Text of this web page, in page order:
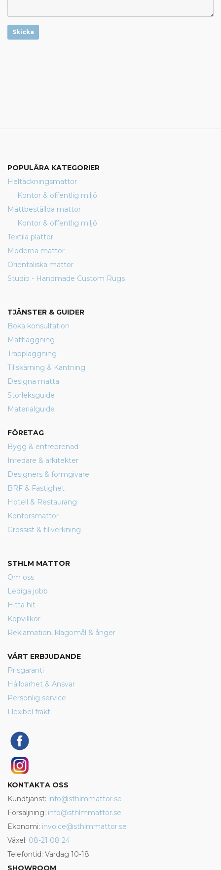
Skicka
POPULÄRA KATEGORIER
Heltäckningsmattor
Kontor & offentlig miljö
Måttbeställda mattor
Kontor & offentlig miljö
Textila plattor
Moderna mattor
Orientaliska mattor
Studio - Handmade Custom Rugs
TJÄNSTER & GUIDER
Boka konsultation
Mattläggning
Trappläggning
Tillskärning & Kantning
Designa matta
Storleksguide
Materialguide
FÖRETAG
Bygg & entreprenad
Inredare & arkitekter
Designers & formgivare
BRF & Fastighet
Hotell & Restaurang
Kontorsmattor
Grossist & tillverkning
STHLM MATTOR
Om oss
Lediga jobb
Hitta hit
Köpvillkor
Reklamation, klagomål & ånger
VÅRT ERBJUDANDE
Prisgaranti
Hållbarhet & Ansvar
Personlig service
Flexibel frakt
KONTAKTA OSS
Kundtjänst: info@sthlmmattor.se
Försäljning: info@sthlmmattor.se
Ekonomi: invoice@sthlmmattor.se
Växel: 08-21 08 24
Telefontid: Vardag 10-18
SHOWROOM